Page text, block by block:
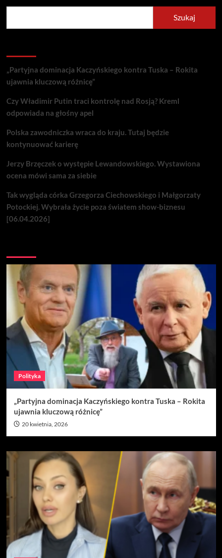
Szukaj
„Partyjna dominacja Kaczyńskiego kontra Tuska – Rokita
ujawnia kluczową różnicę”
Czy Władimir Putin traci kontrolę nad Rosją? Kreml
odpowiada na głośny apel
Polska zawodniczka wraca do kraju. Tutaj będzie
kontynuować karierę
Jerzy Brzęczek o występie Lewandowskiego. Wystawiona
ocena mówi sama za siebie
Tak wygląda córka Grzegorza Ciechowskiego i Małgorzaty
Potockiej. Wybrała życie poza światem show-biznesu
[06.04.2026]
Polityka
„Partyjna dominacja Kaczyńskiego kontra Tuska – Rokita
ujawnia kluczową różnicę”
20 kwietnia, 2026